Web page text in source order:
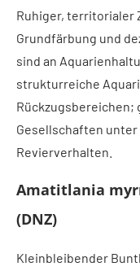
Ruhiger, territorialer
Grundfärbung und
sind an
strukturreiche
Gesellschaften
Revierverhalten.
Amatitlania
(DNZ)
Kleinbleibender